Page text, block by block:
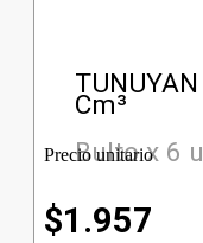
Cm³
Bulto x 6
Precio unitario
$1.957